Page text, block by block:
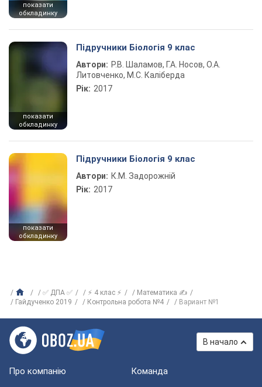
показати
обкладинку
показати
обкладинку
Підручники Біологія 9 клас
Автори: Р.В. Шаламов, Г.А. Носов, О.А.
Литовченко, М.С. Каліберда
Рік: 2017
показати
обкладинку
Підручники Біологія 9 клас
Автори: К.М. Задорожній
Рік: 2017
✅ ДПА ✅ ⚡ 4 клас ⚡
Математика ✍
Гайдученко 2019
Контрольна робота №4 Вариант №1
В начало
Про компанію Команда